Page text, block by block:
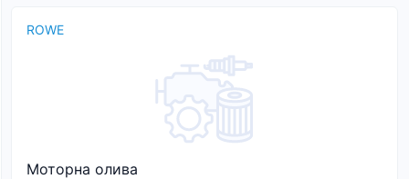
ROWE
Моторна олива